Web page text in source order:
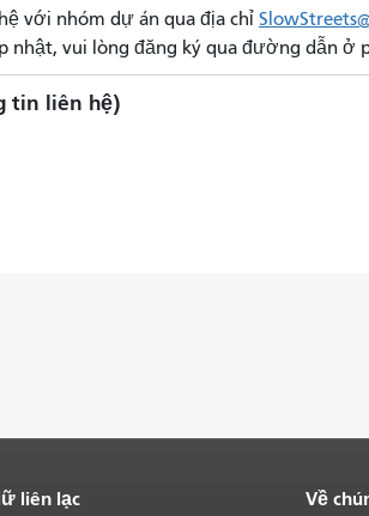
với nhóm dự án qua địa chỉ
nhật, vui lòng đăng ký qua đường dẫn ở
tin liên hệ)
liên lạc Về